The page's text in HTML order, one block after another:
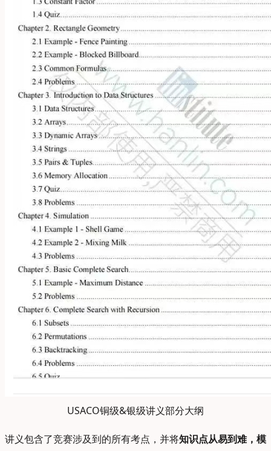
USACO铜级&银级讲义部分大纲
讲义包含了竞赛涉及到的所有考点，并将知识点从易到难，模